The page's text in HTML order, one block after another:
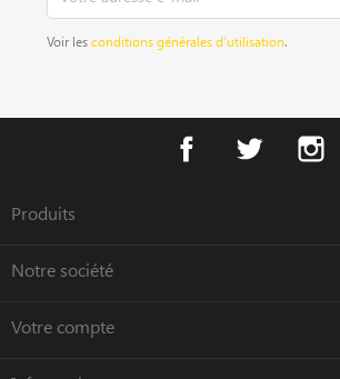
Voir lesconditions générales d’utilisation.
Facebook Twitter
Produits
Notre société
Votre compte